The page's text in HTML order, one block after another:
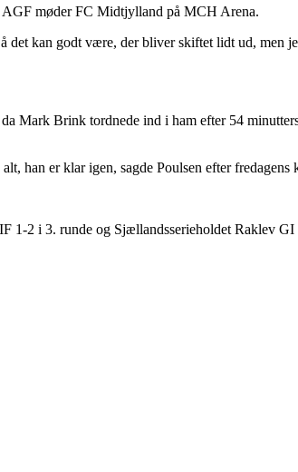
AGF møder FC Midtjylland på MCH Arena.
kan godt være, der bliver skiftet lidt ud, men
Mark Brink tordnede ind i ham efter 54
han er klar igen, sagde Poulsen efter fredagens
1-2 i 3. runde og Sjællandsserieholdet Raklev